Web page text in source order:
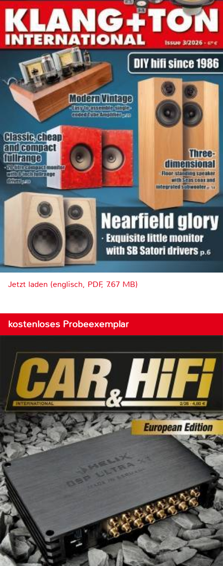
Jetzt laden (englisch, PDF, 7.67 MB)
kostenloses Probeexemplar